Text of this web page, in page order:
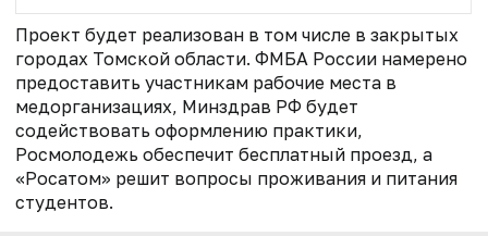
Проект будет реализован в том числе в закрытых
городах Томской области. ФМБА России намерено
предоставить участникам рабочие места в
медорганизациях, Минздрав РФ будет
содействовать оформлению практики,
Росмолодежь обеспечит бесплатный проезд, а
«Росатом» решит вопросы проживания и питания
студентов.